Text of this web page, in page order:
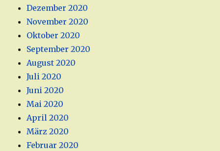
Dezember 2020
November 2020
Oktober 2020
September 2020
August 2020
Juli 2020
Juni 2020
Mai 2020
April 2020
März 2020
Februar 2020